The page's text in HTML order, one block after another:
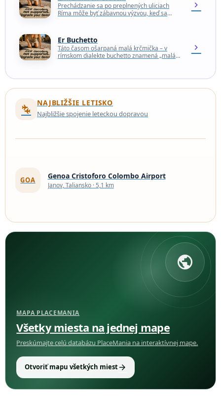
Prechádzanie sa po preplnených uliciach
Ríma môže byť zábavnou výzvou, keď sa
chevron_right
Er Buchetto
Táto časom ošarpaná malá krčmička – v
rímskom dialekte buchetto znamená „malá
chevron_right
connecting_airports
NAJBLIŽŠIE LETISKO
Najbližšie spojenie leteckou dopravou
GOA Genoa Cristoforo Colombo Airport
Janov, Taliansko · 5,1 km
public
MAPA PLACEMANIA
Všetky miesta na jednej mape
Preskúmajte celú databázu PlaceMania na interaktívnej mape.
Otvoriť mapu všetkých miestarrow_forward